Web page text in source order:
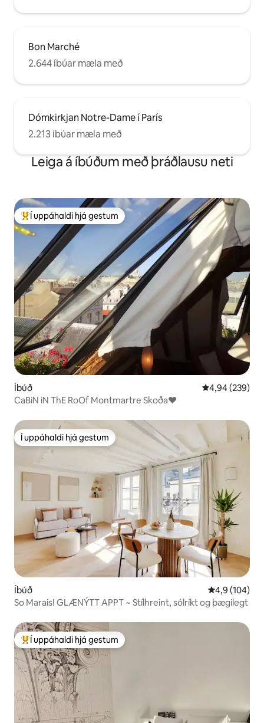
Bon Marché
2.644 íbúar mæla með
Dómkirkjan Notre-Dame í París
2.213 íbúar mæla með
Leiga á íbúðum með þráðlausu neti
Í mestu uppáhaldi hjá gestum
Í uppáhaldi hjá gestum
Íbúð 4,94 af 5 í
4,94 (239)
CaBiN iN ThE RoOf Montmartre Skoða♥
Í uppáhaldi hjá gestum
Í uppáhaldi hjá gestum
Íbúð 4,9 af 5 í
4,9 (104)
So Marais! GLÆNÝTT APPT ~ Stílhreint, sólríkt og þægilegt
Í mestu uppáhaldi hjá gestum
Í uppáhaldi hjá gestum